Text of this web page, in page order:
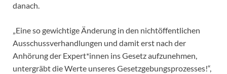
danach.
„Eine so gewichtige Änderung in den nichtöffentlichen
Ausschussverhandlungen und damit erst nach der
Anhörung der Expert*innen ins Gesetz aufzunehmen,
untergräbt die Werte unseres Gesetzgebungsprozesses!“,